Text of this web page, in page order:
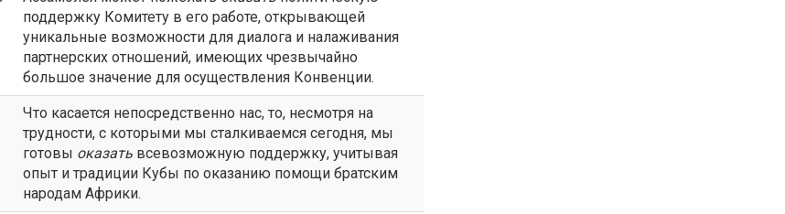
поддержку Комитету в его работе, открывающей
уникальные возможности для диалога и налаживания
партнерских отношений, имеющих чрезвычайно
большое значение для осуществления Конвенции.
Что касается непосредственно нас, то, несмотря на
трудности, с которыми мы сталкиваемся сегодня, мы
готовы оказать всевозможную поддержку, учитывая
опыт и традиции Кубы по оказанию помощи братским
народам Африки.